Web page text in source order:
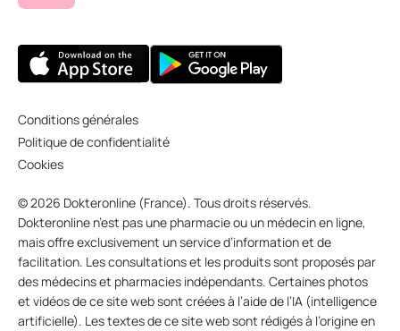
Conditions générales
Politique de confidentialité
Cookies
© 2026 Dokteronline (France). Tous droits réservés.
Dokteronline n’est pas une pharmacie ou un médecin en ligne,
mais offre exclusivement un service d’information et de
facilitation. Les consultations et les produits sont proposés par
des médecins et pharmacies indépendants. Certaines photos
et vidéos de ce site web sont créées à l’aide de l’IA (intelligence
artificielle). Les textes de ce site web sont rédigés à l’origine en